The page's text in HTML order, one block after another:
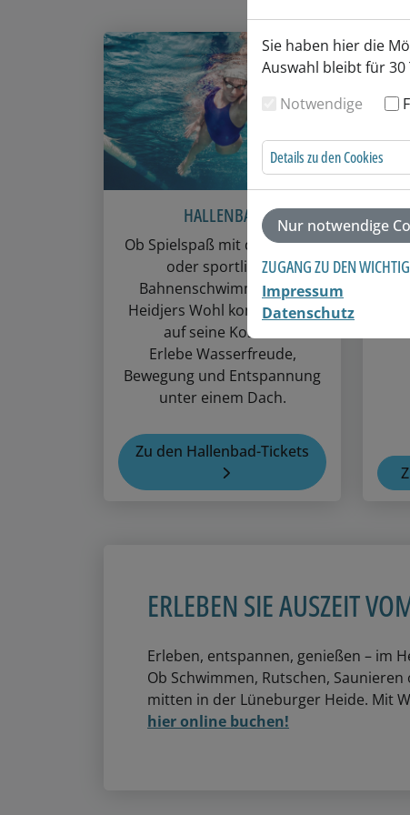
HALLENBAD
Ob Spielspaß mit der Familie
oder sportliches
Bahnenschwimmen – im
Heidjers Wohl kommt jeder
auf seine Kosten.
Erlebe Wasserfreude,
Bewegung und Entspannung
unter einem Dach.
Zu den Hallenbad-Tickets
ERLEBEN SIE AUSZEIT
Erleben, entspannen, genießen – im
Ob Schwimmen, Rutschen,
mitten in der Lüneburger Heide. Mit
hier online buchen!
Sie haben hier die
Auswahl bleibt für 30
Notwendige
Details zu den Cookies
Nur notwendige
ZUGANG ZU DEN
Impressum
Datenschutz